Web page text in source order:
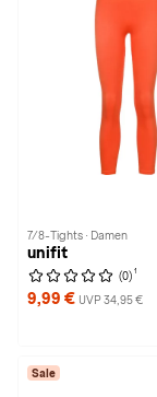
7/8-Tights · Damen
unifit
(0) 1
9,99 € UVP 34,95 €
Sale